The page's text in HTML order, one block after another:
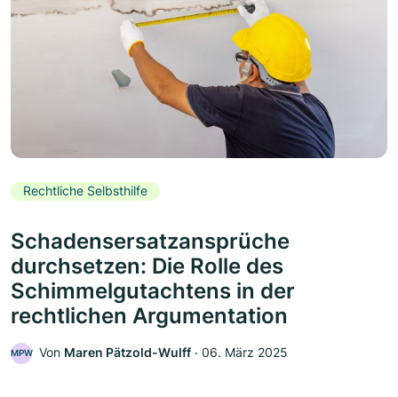
Rechtliche Selbsthilfe
Schadensersatzansprüche
durchsetzen: Die Rolle des
Schimmelgutachtens in der
rechtlichen Argumentation
MPW Von Maren Pätzold-Wulff ‧ 06. März 2025